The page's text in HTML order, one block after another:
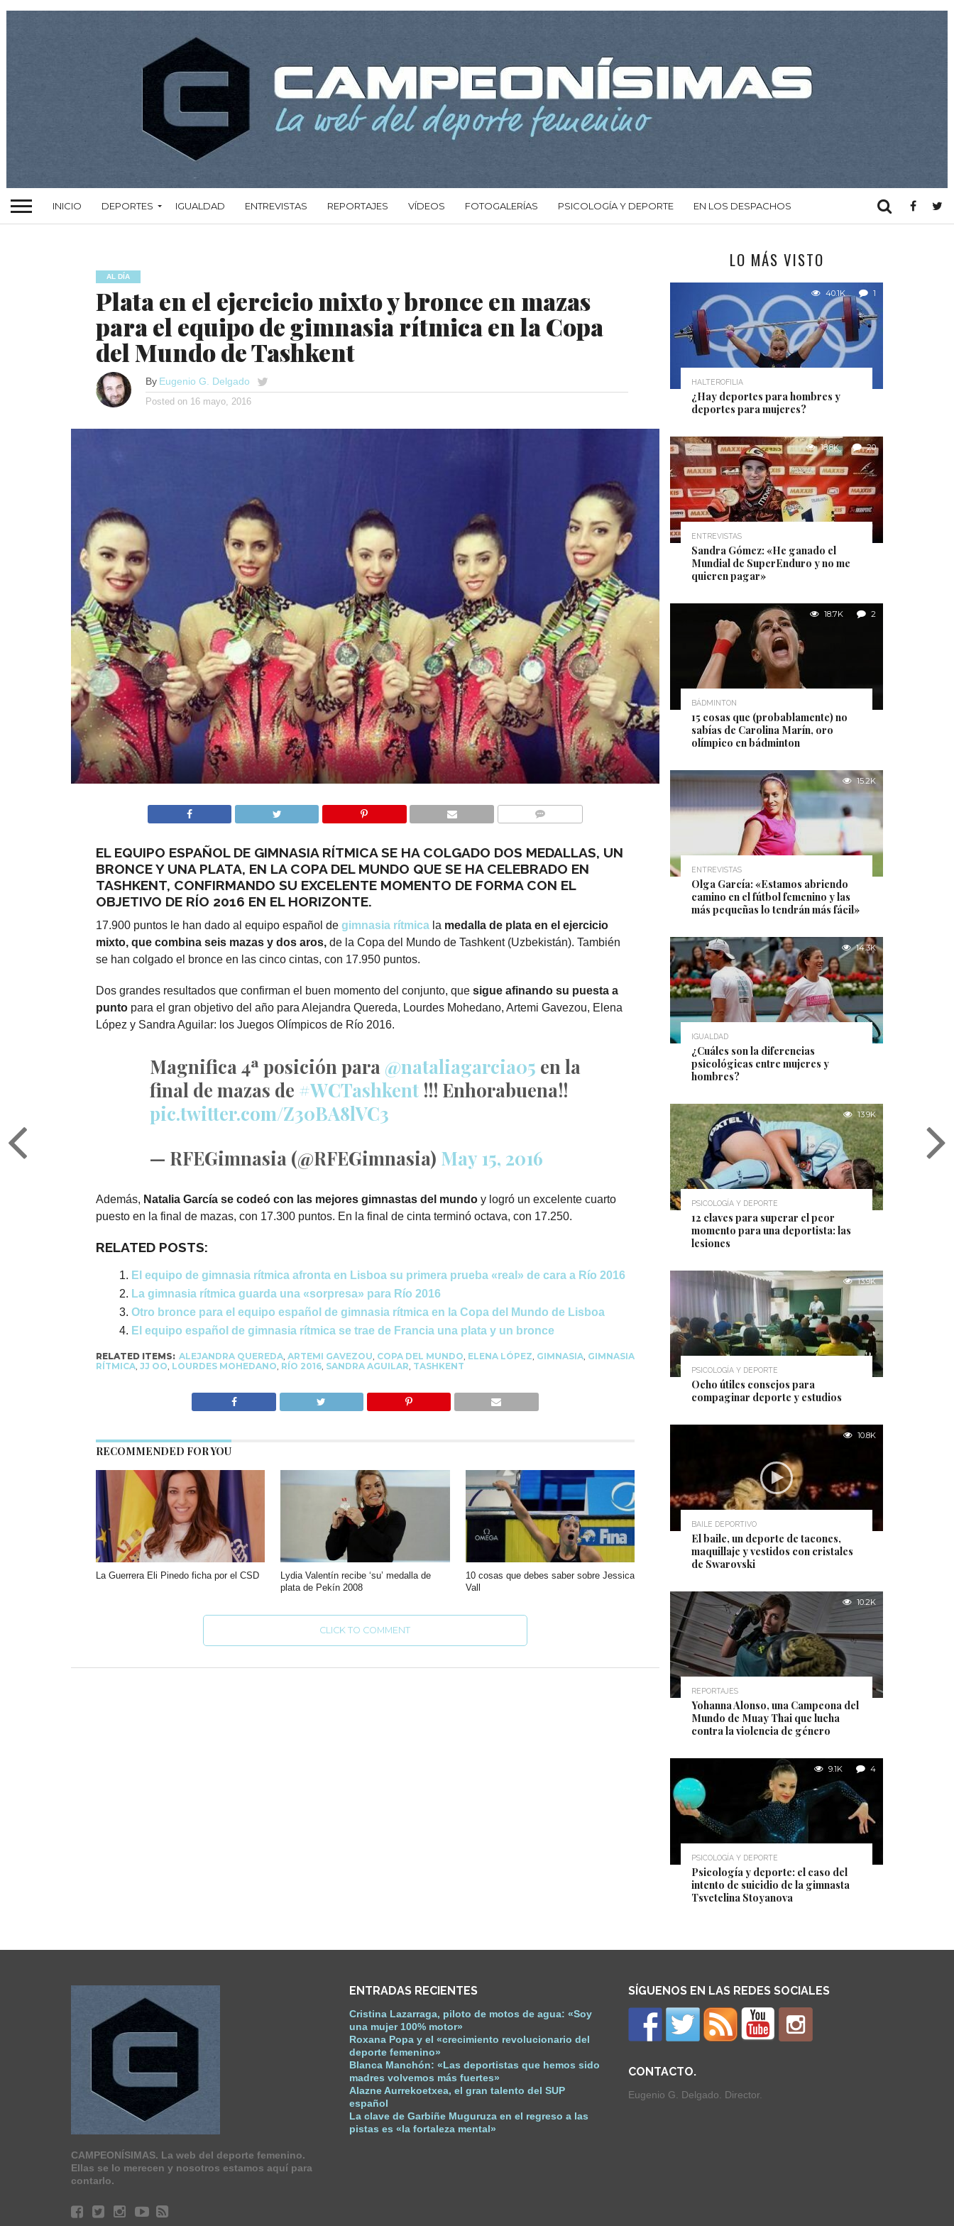
INICIO DEPORTES IGUALDAD ENTREVISTAS REPORTAJES VÍDEOS FOTOGALERÍAS PSICOLOGÍA Y DEPORTE EN LOS DESPACHOS
AL DÍA
Plata en el ejercicio mixto y bronce en mazas
para el equipo de gimnasia rítmica en la Copa
del Mundo de Tashkent
By Eugenio G. Delgado
Posted on 16 mayo, 2016
EL EQUIPO ESPAÑOL DE GIMNASIA RÍTMICA SE HA COLGADO DOS MEDALLAS, UN
BRONCE Y UNA PLATA, EN LA COPA DEL MUNDO QUE SE HA CELEBRADO EN
TASHKENT, CONFIRMANDO SU EXCELENTE MOMENTO DE FORMA CON EL
OBJETIVO DE RÍO 2016 EN EL HORIZONTE.
17.900 puntos le han dado al equipo español de gimnasia rítmicala medalla de plata en el ejercicio
mixto, que combina seis mazas y dos aros,de la Copa del Mundo de Tashkent (Uzbekistán). También
se han colgado el bronce en las cinco cintas, con 17.950 puntos.
Dos grandes resultados que confirman el buen momento del conjunto, que sigue afinando su puesta a
puntopara el gran objetivo del año para Alejandra Quereda, Lourdes Mohedano, Artemi Gavezou, Elena
López y Sandra Aguilar: los Juegos Olímpicos de Río 2016.
Magnifica 4ª posición para @nataliagarcia05 en la
final de mazas de #WCTashkent!!! Enhorabuena!!
pic.twitter.com/Z30BA8lVC3
— RFEGimnasia (@RFEGimnasia) May 15, 2016
Además, Natalia García se codeó con las mejores gimnastas del mundoy logró un excelente cuarto
puesto en la final de mazas, con 17.300 puntos. En la final de cinta terminó octava, con 17.250.
RELATED POSTS:
El equipo de gimnasia rítmica afronta en Lisboa su primera prueba «real» de cara a Río 2016
La gimnasia rítmica guarda una «sorpresa» para Río 2016
Otro bronce para el equipo español de gimnasia rítmica en la Copa del Mundo de Lisboa
El equipo español de gimnasia rítmica se trae de Francia una plata y un bronce
RELATED ITEMS: ALEJANDRA QUEREDA, ARTEMI GAVEZOU, COPA DEL MUNDO, ELENA LÓPEZ, GIMNASIA, GIMNASIA
RÍTMICA, JJ OO, LOURDES MOHEDANO, RÍO 2016, SANDRA AGUILAR, TASHKENT
RECOMMENDED FOR YOU
La Guerrera Eli Pinedo ficha por el CSD
Lydia Valentín recibe ‘su’ medalla de
plata de Pekín 2008
10 cosas que debes saber sobre Jessica
Vall
CLICK TO COMMENT
LO MÁS VISTO
40.1K 1
HALTEROFILIA
¿Hay deportes para hombres y
deportes para mujeres?
18.8K 20
ENTREVISTAS
Sandra Gómez: «He ganado el
Mundial de SuperEnduro y no me
quieren pagar»
18.7K 2
BÁDMINTON
15 cosas que (probablamente) no
sabías de Carolina Marín, oro
olímpico en bádminton
15.2K
ENTREVISTAS
Olga García: «Estamos abriendo
camino en el fútbol femenino y las
más pequeñas lo tendrán más fácil»
14.3K
IGUALDAD
¿Cuáles son la diferencias
psicológicas entre mujeres y
hombres?
13.9K
PSICOLOGÍA Y DEPORTE
12 claves para superar el peor
momento para una deportista: las
lesiones
13.9K
PSICOLOGÍA Y DEPORTE
Ocho útiles consejos para
compaginar deporte y estudios
10.8K
BAILE DEPORTIVO
El baile, un deporte de tacones,
maquillaje y vestidos con cristales
de Swarovski
10.2K
REPORTAJES
Yohanna Alonso, una Campeona del
Mundo de Muay Thai que lucha
contra la violencia de género
9.1K 4
PSICOLOGÍA Y DEPORTE
Psicología y deporte: el caso del
intento de suicidio de la gimnasta
Tsvetelina Stoyanova
CAMPEONÍSIMAS. La web del deporte femenino.
Ellas se lo merecen y nosotros estamos aquí para
contarlo.
ENTRADAS RECIENTES
Cristina Lazarraga, piloto de motos de agua: «Soy
una mujer 100% motor»
Roxana Popa y el «crecimiento revolucionario del
deporte femenino»
Blanca Manchón: «Las deportistas que hemos sido
madres volvemos más fuertes»
Alazne Aurrekoetxea, el gran talento del SUP
español
La clave de Garbiñe Muguruza en el regreso a las
pistas es «la fortaleza mental»
SÍGUENOS EN LAS REDES SOCIALES
CONTACTO.
Eugenio G. Delgado. Director.